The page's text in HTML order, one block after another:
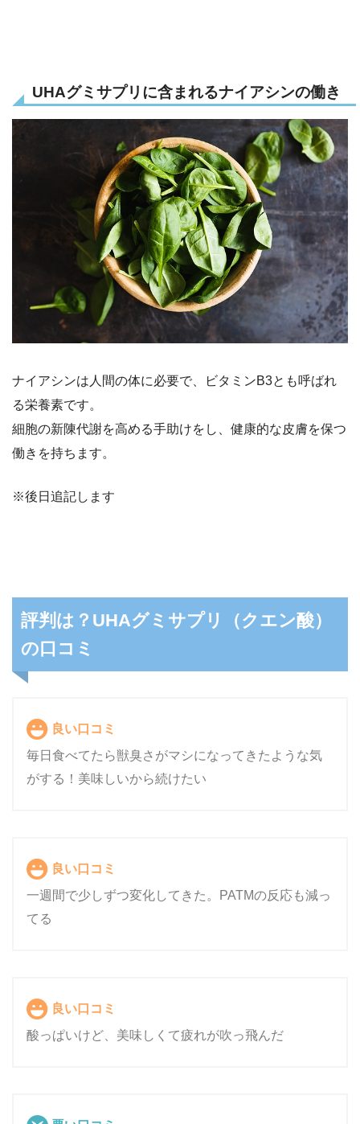
UHAグミサプリに含まれるナイアシンの働き
ナイアシンは人間の体に必要で、ビタミンB3とも呼ばれ
る栄養素です。
細胞の新陳代謝を高める手助けをし、健康的な皮膚を保つ
働きを持ちます。
※後日追記します
評判は？UHAグミサプリ（クエン酸）
の口コミ
良い口コミ
毎日食べてたら獣臭さがマシになってきたような気
がする！美味しいから続けたい
良い口コミ
一週間で少しずつ変化してきた。PATMの反応も減っ
てる
良い口コミ
酸っぱいけど、美味しくて疲れが吹っ飛んだ